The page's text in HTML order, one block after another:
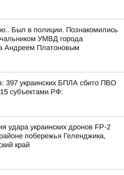
Был в полиции. Познакомились
УМВД города
Андреем Платоновым
397 украинских БПЛА сбито ПВО
субъектами РФ:
удара украинских дронов FP-2
побережья Геленджика,
край